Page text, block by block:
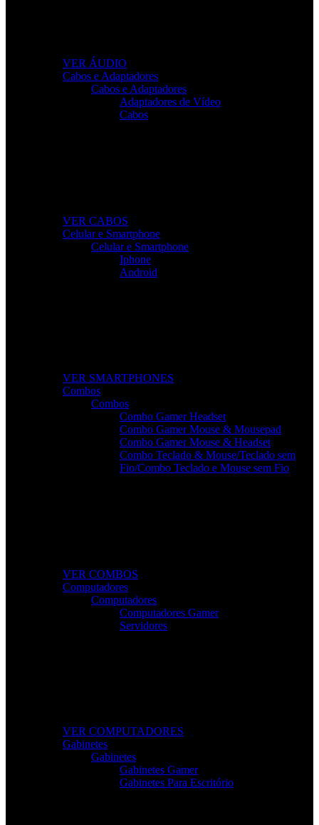
VER ÁUDIO
Cabos e Adaptadores
Cabos e Adaptadores
Adaptadores de Vídeo
Cabos
VER CABOS
Celular e Smartphone
Celular e Smartphone
Iphone
Android
VER SMARTPHONES
Combos
Combos
Combo Gamer Headset
Combo Gamer Mouse & Mousepad
Combo Gamer Mouse & Headset
Combo Teclado & Mouse/Teclado sem
Fio/Combo Teclado e Mouse sem Fio
VER COMBOS
Computadores
Computadores
Computadores Gamer
Servidores
VER COMPUTADORES
Gabinetes
Gabinetes
Gabinetes Gamer
Gabinetes Para Escritório